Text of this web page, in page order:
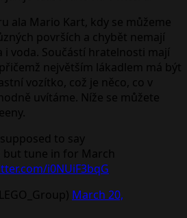
ala Mario Kart, kdy se můžeme
površích a chybět nemají
voda. Součástí hratelnosti mají
největším lákadlem má být
vozítko, což je něco, co v
uvítáme. Níže se můžete
to say
but tune in for March
i0NUiF3bqG
March 20,